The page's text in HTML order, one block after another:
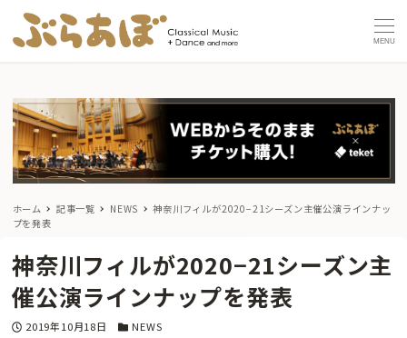
MENU
ホーム 記事一覧 NEWS
神奈川フィルが2020−21シーズン主催公演ラインナッ
プを発表
神奈川フィルが2020−21シーズン主
催公演ラインナップを発表
投稿日
2019年10月18日 カテゴリー
NEWS